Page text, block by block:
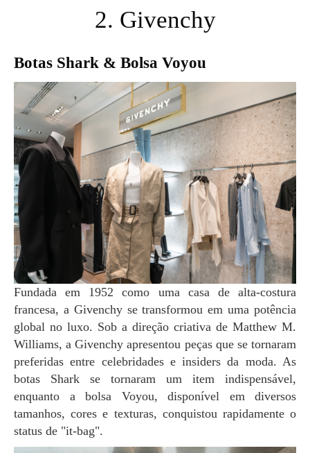
2. Givenchy
Botas Shark & Bolsa Voyou
Fundada em 1952 como uma casa de alta-costura
francesa, a Givenchy se transformou em uma potência
global no luxo. Sob a direção criativa de Matthew M.
Williams, a Givenchy apresentou peças que se tornaram
preferidas entre celebridades e insiders da moda. As
botas Shark se tornaram um item indispensável,
enquanto a bolsa Voyou, disponível em diversos
tamanhos, cores e texturas, conquistou rapidamente o
status de "it-bag".